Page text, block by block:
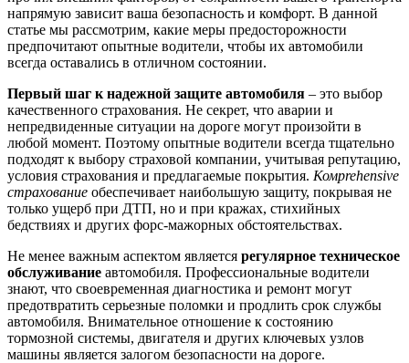
напрямую зависит ваша безопасность и комфорт. В данной
статье мы рассмотрим, какие меры предосторожности
предпочитают опытные водители, чтобы их автомобили
всегда оставались в отличном состоянии.
Первый шаг к надежной защите автомобиля – это выбор
качественного страхования. Не секрет, что аварии и
непредвиденные ситуации на дороге могут произойти в
любой момент. Поэтому опытные водители всегда тщательно
подходят к выбору страховой компании, учитывая репутацию,
условия страхования и предлагаемые покрытия. Комprehensive
страхование обеспечивает наибольшую защиту, покрывая не
только ущерб при ДТП, но и при кражах, стихийных
бедствиях и других форс-мажорных обстоятельствах.
Не менее важным аспектом является регулярное техническое
обслуживание автомобиля. Профессиональные водители
знают, что своевременная диагностика и ремонт могут
предотвратить серьезные поломки и продлить срок службы
автомобиля. Внимательное отношение к состоянию
тормозной системы, двигателя и других ключевых узлов
машины является залогом безопасности на дороге.